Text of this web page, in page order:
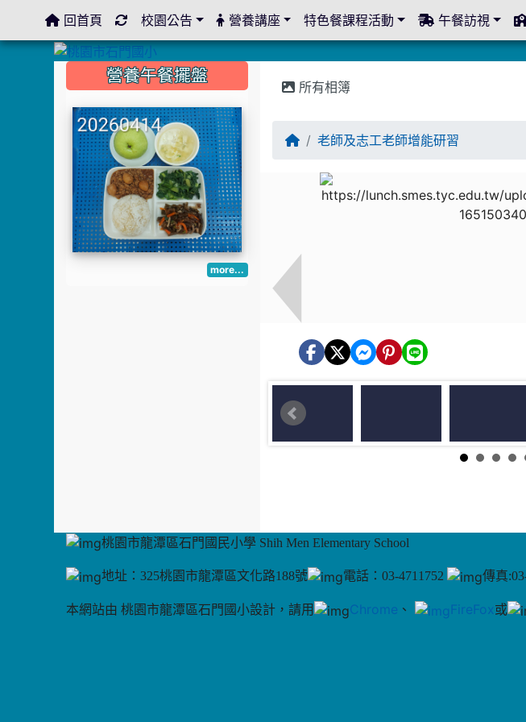
所有相簿
老師及志工老師增能研習
::: 營養午餐擺盤
more...
桃園市龍潭區石門國民小學 Shih Men Elementary School
地址：325桃園市龍潭區文化路188號 電話：03-4711752 傳真
本網站由 桃園市龍潭區石門國小設計，請用 Chrome 、 FireFox或
::: 回首頁 校園公告 營養講座 特色餐課程活動 午餐訪視